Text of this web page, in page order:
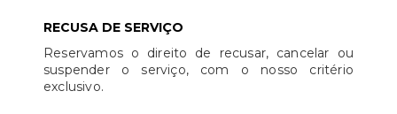
RECUSA DE SERVIÇO
Reservamos o direito de recusar, cancelar ou
suspender o serviço, com o nosso critério
exclusivo.